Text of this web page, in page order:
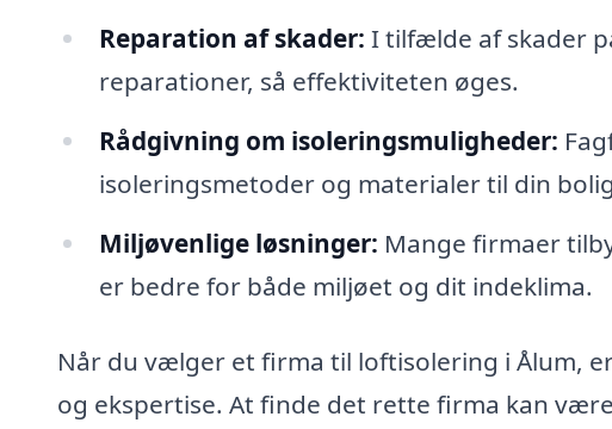
Reparation af skader: I tilfælde af skader
reparationer, så effektiviteten øges.
Rådgivning om isoleringsmuligheder:
isoleringsmetoder og materialer til din
Miljøvenlige løsninger: Mange firmaer
er bedre for både miljøet og dit indeklima.
Når du vælger et firma til loftisolering i Ålum,
og ekspertise. At finde det rette firma kan